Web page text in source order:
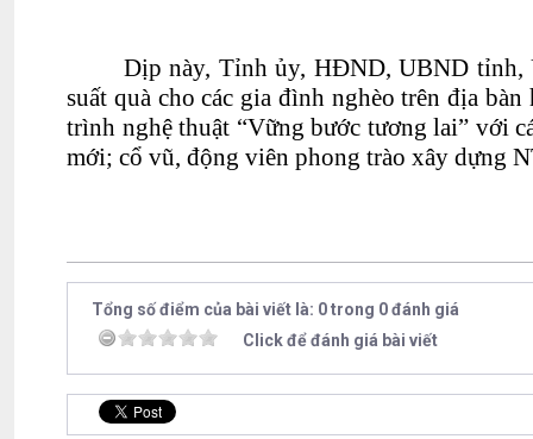
Dịp này, Tỉnh ủy, HĐND, UBND tỉnh,
suất quà cho các gia đình nghèo trên địa
trình nghệ thuật “Vững bước tương lai” với
mới; cổ vũ, động viên phong trào xây
Tổng số điểm của bài viết là: 0 trong 0 đánh giá
Click để đánh giá bài viết